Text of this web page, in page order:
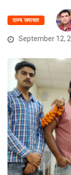
राज्य समाचार
September 12,